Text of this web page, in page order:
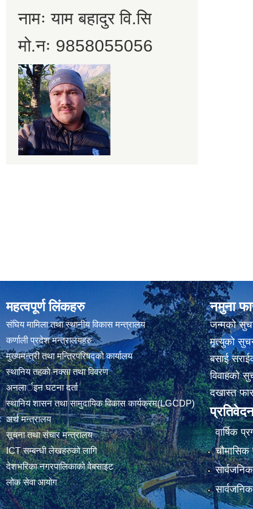
नामः याम बहादुर वि.सि
मो.नः 9858055056
महत्वपूर्ण लिंकहरु
संघिय मामिला तथा स्थानीय विकास मन्त्रालय
कर्णाली प्रदेश मन्त्रालयहरु
मुख्यमन्त्री तथा मन्त्रिपरिषद्को कार्यालय
स्थानिय तहकाे नक्सा तथा विवरण
अनलार्इन घटना दर्ता
स्थानिय शासन तथा सामुदायिक विकास कार्यक्रम(LGCDP)
अर्थ मन्त्रालय
सूचना तथा संचार मन्त्रालय
ICT सम्बन्धी लेखहरुको लागि
देशभरिका नगरपालिकाको वेबसाइट
लोक सेवा आयोग
नमुना
जन्मको
मृत्युको
बसाई
विवाहको
दखास्त
वार्षिक
चौमासिक
सार्वजनिक